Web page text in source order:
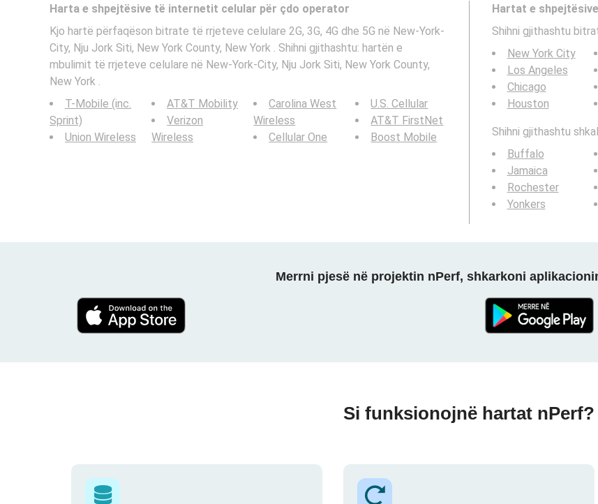
Harta e shpejtësive të internetit celular për çdo operator
Kjo hartë përfaqëson bitrate të rrjeteve celulare 2G, 3G, 4G dhe 5G në New-York-
City, Nju Jork Siti, New York County, New York . Shihni gjithashtu: hartën e
mbulimit të rrjeteve celulare në New-York-City, Nju Jork Siti, New York County,
New York .
T-Mobile (inc.
Sprint)
Union Wireless
AT&T Mobility
Verizon
Wireless
Carolina West
Wireless
Cellular One
U.S. Cellular
AT&T FirstNet
Boost Mobile
Hartat e
Shihni gjithashtu
New York City
Los Angeles
Chicago
Houston
Shihni gjithashtu
Buffalo
Jamaica
Rochester
Yonkers
Merrni pjesë në projektin nPerf, shkarkoni
Si funksionojnë hartat nPerf?